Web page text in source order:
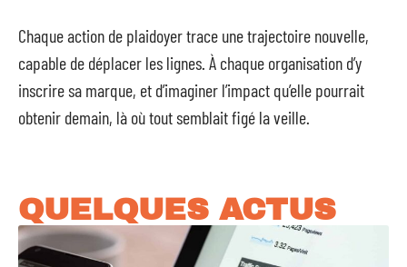
Chaque action de plaidoyer trace une trajectoire nouvelle,
capable de déplacer les lignes. À chaque organisation d’y
inscrire sa marque, et d’imaginer l’impact qu’elle pourrait
obtenir demain, là où tout semblait figé la veille.
QUELQUES ACTUS